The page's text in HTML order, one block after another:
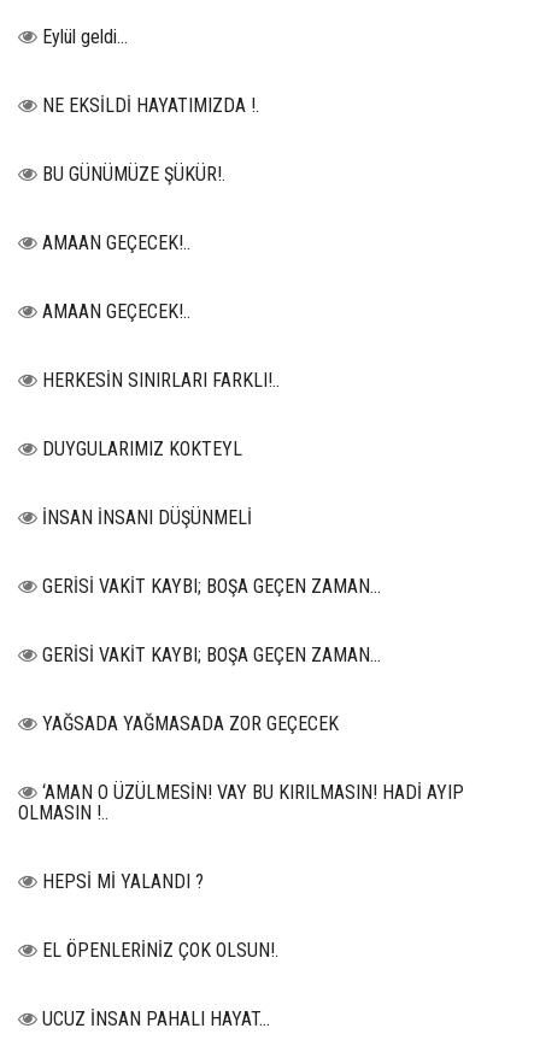
Eylül geldi…
NE EKSİLDİ HAYATIMIZDA !.
BU GÜNÜMÜZE ŞÜKÜR!.
AMAAN GEÇECEK!..
AMAAN GEÇECEK!..
HERKESİN SINIRLARI FARKLI!..
DUYGULARIMIZ KOKTEYL
İNSAN İNSANI DÜŞÜNMELİ
GERİSİ VAKİT KAYBI; BOŞA GEÇEN ZAMAN...
GERİSİ VAKİT KAYBI; BOŞA GEÇEN ZAMAN...
YAĞSADA YAĞMASADA ZOR GEÇECEK
‘AMAN O ÜZÜLMESİN! VAY BU KIRILMASIN! HADİ AYIP
OLMASIN !..
HEPSİ Mİ YALANDI ?
EL ÖPENLERİNİZ ÇOK OLSUN!.
UCUZ İNSAN PAHALI HAYAT…